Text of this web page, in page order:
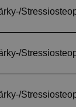
__cf_bm